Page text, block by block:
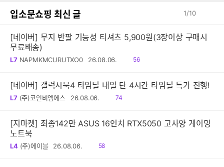
입소문쇼핑 최신 글 1/10
[네이버] 무지 반팔 기능성 티셔츠 5,900원(3장이상 구매시
무료배송)
L7 NAPMKMCURUTXO0 26.08.06.
읽
56
[네이버] 갤럭시북4 타임딜 내일 단 4시간 타임딜 특가 진행!
L7 (주)코인비엠에스 26.08.06.
읽
74
[지마켓] 최종142만 ASUS 16인치 RTX5050 고사양 게이밍
노트북
L4 (주)에이블 26.08.06.
읽
58